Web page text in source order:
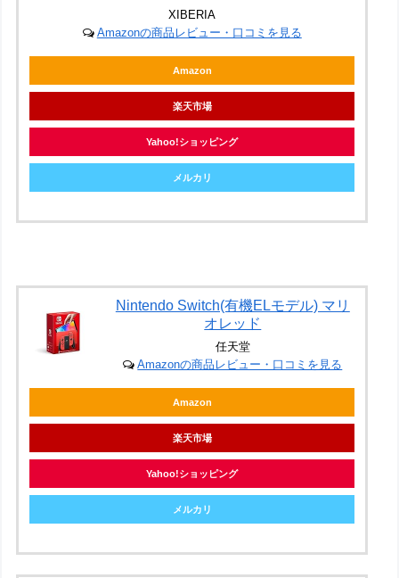
XIBERIA
Amazonの商品レビュー・口コミを見る
Amazon
楽天市場
Yahoo!ショッピング
メルカリ
Nintendo Switch(有機ELモデル) マリ
オレッド
任天堂
Amazonの商品レビュー・口コミを見る
Amazon
楽天市場
Yahoo!ショッピング
メルカリ